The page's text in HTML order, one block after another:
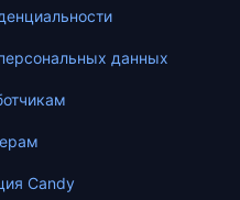
данных
Candy